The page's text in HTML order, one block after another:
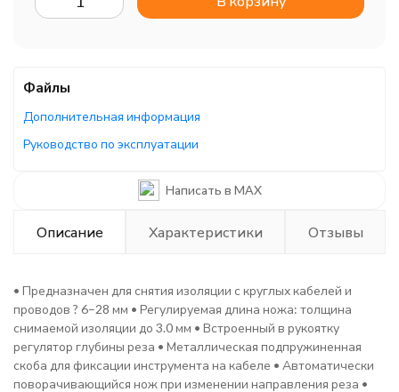
Файлы
Дополнительная информация
Руководство по эксплуатации
Написать в MAX
Описание Характеристики Отзывы
• Предназначен для снятия изоляции с круглых кабелей и
проводов ? 6–28 мм • Регулируемая длина ножа: толщина
снимаемой изоляции до 3.0 мм • Встроенный в рукоятку
регулятор глубины реза • Металлическая подпружиненная
скоба для фиксации инструмента на кабеле • Автоматически
поворачивающийся нож при изменении направления реза •